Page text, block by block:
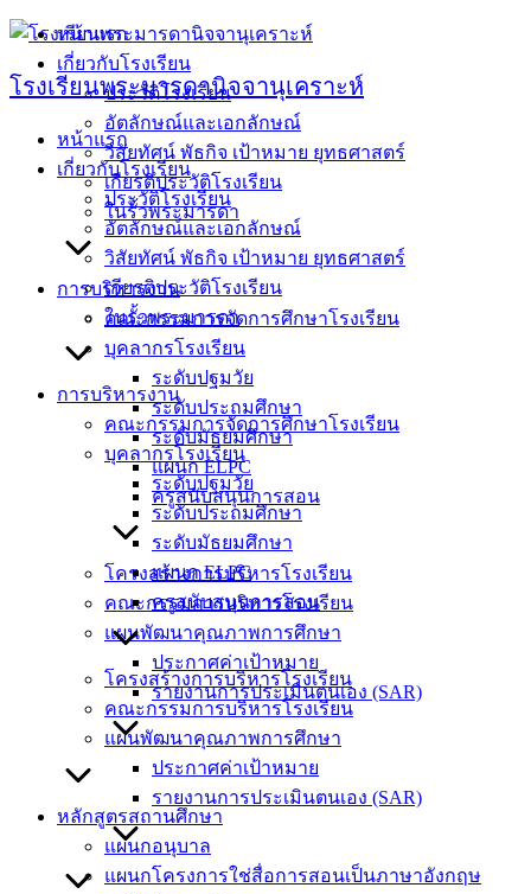
Skip
content
โรงเรียนพระมารดานิจจานุเคราะห์
หน้าแรก
เกี่ยวกับโรงเรียน
ประวัติโรงเรียน
อัตลักษณ์และเอกลักษณ์
วิสัยทัศน์ พัธกิจ เป้าหมาย ยุทธศาสตร์
เกียรติประวัติโรงเรียน
ในรั้วพระมารดา
การบริหารงาน
คณะกรรมการจัดการศึกษาโรงเรียน
บุคลากรโรงเรียน
ระดับปฐมวัย
ระดับประถมศึกษา
ระดับมัธยมศึกษา
แผนก ELPC
ครูสนับสนุนการสอน
โครงสร้างการบริหารโรงเรียน
คณะกรรมการบริหารโรงเรียน
แผนพัฒนาคุณภาพการศึกษา
ประกาศค่าเป้าหมาย
รายงานการประเมินตนเอง (SAR)
หน้าแรก
เกี่ยวกับโรงเรียน
ประวัติโรงเรียน
อัตลักษณ์และเอกลักษณ์
วิสัยทัศน์ พัธกิจ เป้าหมาย ยุทธศาสตร์
เกียรติประวัติโรงเรียน
ในรั้วพระมารดา
การบริหารงาน
คณะกรรมการจัดการศึกษาโรงเรียน
บุคลากรโรงเรียน
ระดับปฐมวัย
ระดับประถมศึกษา
ระดับมัธยมศึกษา
แผนก ELPC
ครูสนับสนุนการสอน
โครงสร้างการบริหารโรงเรียน
คณะกรรมการบริหารโรงเรียน
แผนพัฒนาคุณภาพการศึกษา
ประกาศค่าเป้าหมาย
รายงานการประเมินตนเอง (SAR)
หลักสูตรสถานศึกษา
แผนกอนุบาล
แผนกโครงการใช่สื่อการสอนเป็นภาษาอังกฤษ